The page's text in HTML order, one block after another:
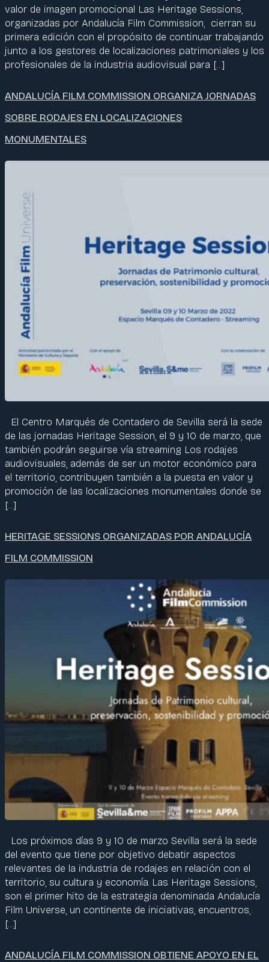
valor de imagen promocional Las Heritage Sessions,
organizadas por Andalucía Film Commission, cierran su
primera edición con el propósito de continuar trabajando
junto a los gestores de localizaciones patrimoniales y los
profesionales de la industria audiovisual para […]
ANDALUCÍA FILM COMMISSION ORGANIZA JORNADAS
SOBRE RODAJES EN LOCALIZACIONES
MONUMENTALES
El Centro Marqués de Contadero de Sevilla será la sede
de las jornadas Heritage Session, el 9 y 10 de marzo, que
también podrán seguirse vía streaming Los rodajes
audiovisuales, además de ser un motor económico para
el territorio, contribuyen también a la puesta en valor y
promoción de las localizaciones monumentales donde se
[…]
HERITAGE SESSIONS ORGANIZADAS POR ANDALUCÍA
FILM COMMISSION
Los próximos días 9 y 10 de marzo Sevilla será la sede
del evento que tiene por objetivo debatir aspectos
relevantes de la industria de rodajes en relación con el
territorio, su cultura y economía. Las Heritage Sessions,
son el primer hito de la estrategia denominada Andalucía
Film Universe, un continente de iniciativas, encuentros,
[…]
ANDALUCÍA FILM COMMISSION OBTIENE APOYO EN EL